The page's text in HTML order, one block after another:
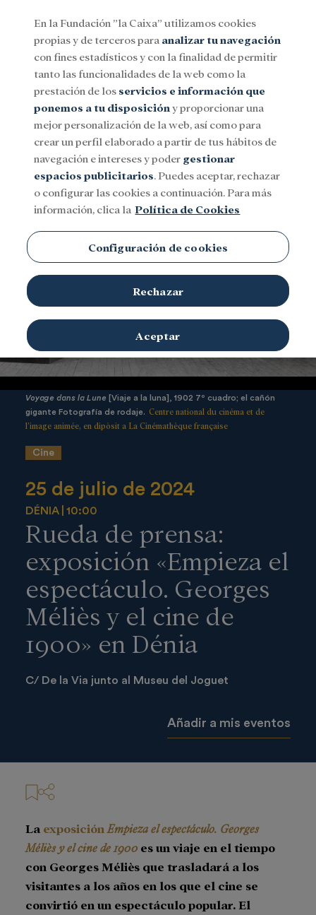
Menu
SocialInvestigación y becasCultura
Voyage dans la Lune
[Viaje a la luna], 1902 7º cuadro; el cañón
gigante Fotografía de rodaje. Centre national du cinéma et de
l’image animée, en dipòsit a La Cinémathèque française
Cine
25 de julio de 2024
DÉNIA 10:00
Rueda de prensa:
exposición «Empieza el
espectáculo. Georges
Méliès y el cine de
1900» en Dénia
C/ De la Via junto al Museu del Joguet
Añadir a mis eventos
La exposición Empieza el espectáculo. Georges
Méliès y el cine de 1900 es un viaje en el tiempo
con Georges Méliès que trasladará a los
visitantes a los años en los que el cine se
convirtió en un espectáculo popular. El
En la Fundación ”la Caixa” utilizamos cookies
propias y de terceros para analizar tu navegación
con fines estadísticos y con la finalidad de permitir
tanto las funcionalidades de la web como la
prestación de los servicios e información que
ponemos a tu disposición y proporcionar una
mejor personalización de la web, así como para
crear un perfil elaborado a partir de tus hábitos de
navegación e intereses y poder gestionar
espacios publicitarios. Puedes aceptar, rechazar
o configurar las cookies a continuación. Para más
información, clica la Política de Cookies
Configuración de cookies
Rechazar
Aceptar